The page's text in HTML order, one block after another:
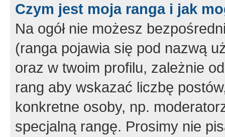
Czym jest moja ranga i jak
Na ogół nie możesz
(ranga pojawia się pod nazwą
oraz w twoim profilu, zależnie
rang aby wskazać liczbę
konkretne osoby, np.
specjalną rangę. Prosimy nie